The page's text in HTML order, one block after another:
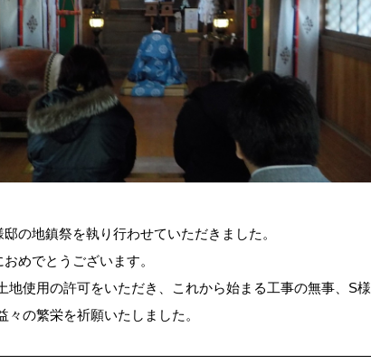
の地鎮祭を執り行わせていただきました。
めでとうございます。
地使用の許可をいただき、これから始まる工事の無事、S様
々の繁栄を祈願いたしました。